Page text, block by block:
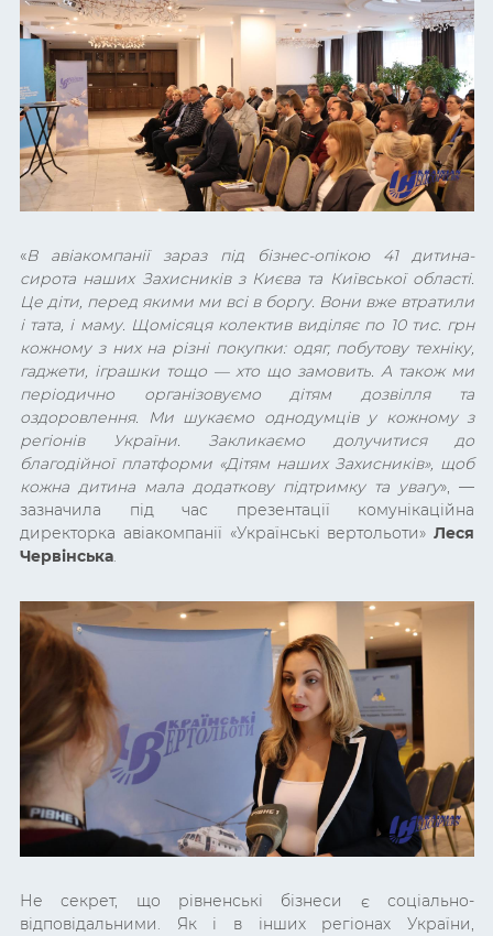
«В авіакомпанії зараз під бізнес-опікою 41 дитина-
сирота наших Захисників з Києва та Київської області.
Це діти, перед якими ми всі в боргу. Вони вже втратили
і тата, і маму. Щомісяця колектив виділяє по 10 тис. грн
кожному з них на різні покупки: одяг, побутову техніку,
гаджети, іграшки тощо — хто що замовить. А також ми
періодично організовуємо дітям дозвілля та
оздоровлення. Ми шукаємо однодумців у кожному з
регіонів України. Закликаємо долучитися до
благодійної платформи «Дітям наших Захисників», щоб
кожна дитина мала додаткову підтримку та увагу», —
зазначила під час презентації комунікаційна
директорка авіакомпанії «Українські вертольоти» Леся
Червінська.
Не секрет, що рівненські бізнеси є соціально-
відповідальними. Як і в інших регіонах України,